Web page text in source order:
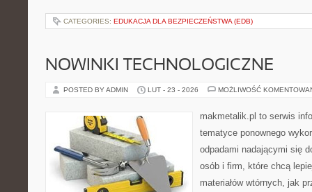
CATEGORIES: EDUKACJA DLA BEZPIECZEŃSTWA (EDB)
NOWINKI TECHNOLOGICZNE
POSTED BY ADMIN LUT - 23 - 2026 MOŻLIWOŚĆ
makmetalik.pl to serwis
tematyce ponownego
odpadami nadającymi się
osób i firm, które chcą
materiałów wtórnych, jak